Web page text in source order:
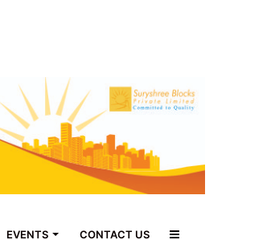
EVENTS CONTACT US Sidebar